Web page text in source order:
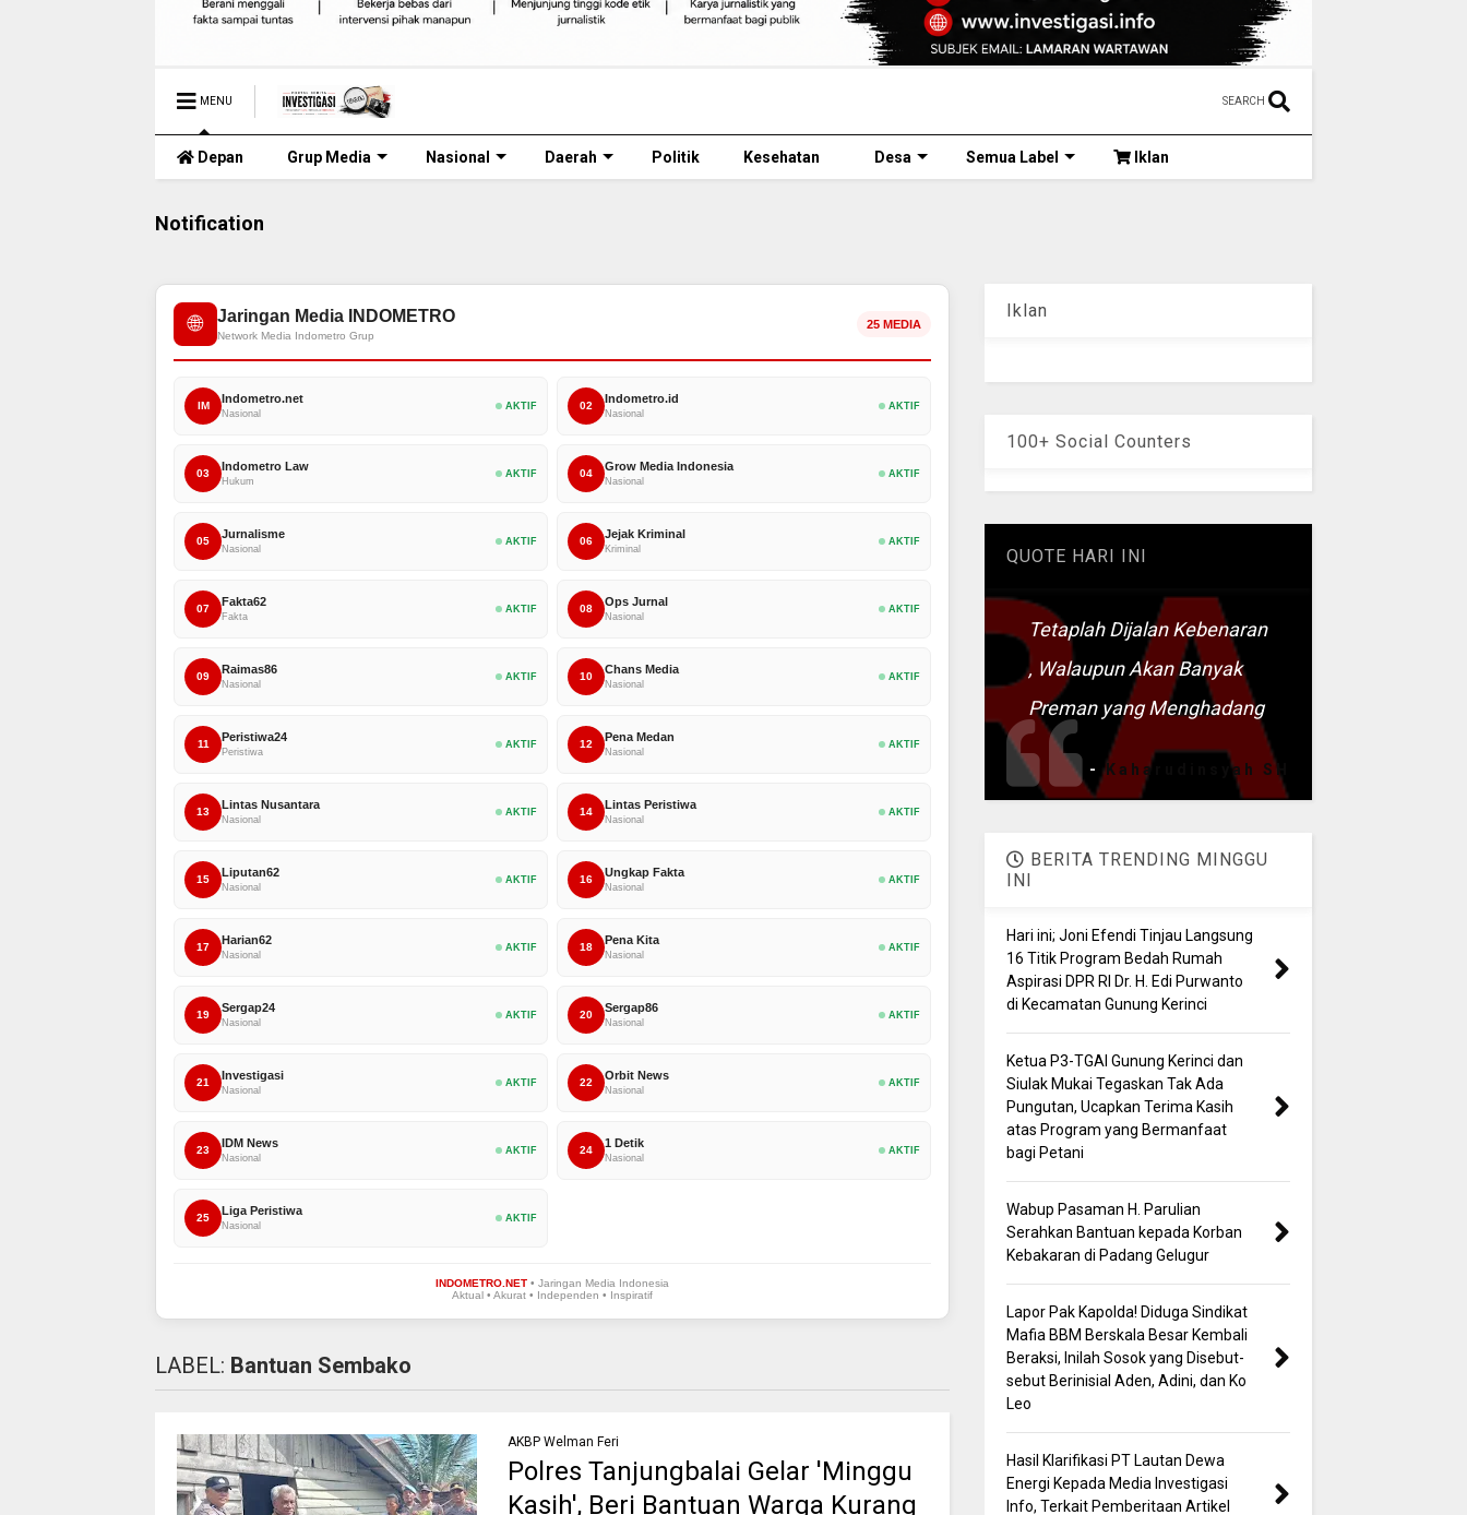
MENU SEARCH
Depan Grup Media Nasional Daerah Politik Kesehatan Desa Semua Label Iklan
Notification
🌐 Jaringan Media INDOMETRO
Network Media Indometro Grup
25 MEDIA
IM
Indometro.net
Nasional
AKTIF 02
Indometro.id
Nasional
AKTIF
03
Indometro Law
Hukum
AKTIF 04
Grow Media Indonesia
Nasional
AKTIF
05
Jurnalisme
Nasional
AKTIF 06
Jejak Kriminal
Kriminal
AKTIF
07
Fakta62
Fakta
AKTIF 08
Ops Jurnal
Nasional
AKTIF
09
Raimas86
Nasional
AKTIF 10
Chans Media
Nasional
AKTIF
11
Peristiwa24
Peristiwa
AKTIF 12
Pena Medan
Nasional
AKTIF
13
Lintas Nusantara
Nasional
AKTIF 14
Lintas Peristiwa
Nasional
AKTIF
15
Liputan62
Nasional
AKTIF 16
Ungkap Fakta
Nasional
AKTIF
17
Harian62
Nasional
AKTIF 18
Pena Kita
Nasional
AKTIF
19
Sergap24
Nasional
AKTIF 20
Sergap86
Nasional
AKTIF
21
Investigasi
Nasional
AKTIF 22
Orbit News
Nasional
AKTIF
23
IDM News
Nasional
AKTIF 24
1 Detik
Nasional
AKTIF
25
Liga Peristiwa
Nasional
AKTIF
INDOMETRO.NET • Jaringan Media Indonesia
Aktual • Akurat • Independen • Inspiratif
LABEL: Bantuan Sembako
AKBP Welman Feri
Polres Tanjungbalai Gelar 'Minggu
Kasih', Beri Bantuan Warga Kurang
Iklan
100+ Social Counters
QUOTE HARI INI
Tetaplah Dijalan Kebenaran
, Walaupun Akan Banyak
Preman yang Menghadang
-Kaharudinsyah SH
BERITA TRENDING MINGGU
INI
Hari ini; Joni Efendi Tinjau Langsung
16 Titik Program Bedah Rumah
Aspirasi DPR RI Dr. H. Edi Purwanto
di Kecamatan Gunung Kerinci
Ketua P3-TGAI Gunung Kerinci dan
Siulak Mukai Tegaskan Tak Ada
Pungutan, Ucapkan Terima Kasih
atas Program yang Bermanfaat
bagi Petani
Wabup Pasaman H. Parulian
Serahkan Bantuan kepada Korban
Kebakaran di Padang Gelugur
Lapor Pak Kapolda! Diduga Sindikat
Mafia BBM Berskala Besar Kembali
Beraksi, Inilah Sosok yang Disebut-
sebut Berinisial Aden, Adini, dan Ko
Leo
Hasil Klarifikasi PT Lautan Dewa
Energi Kepada Media Investigasi
Info, Terkait Pemberitaan Artikel